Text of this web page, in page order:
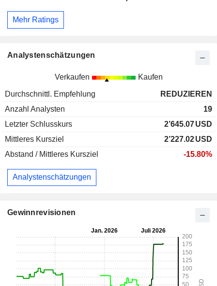
Mehr Ratings
Analystenschätzungen
Verkaufen Kaufen
Durchschnittl. Empfehlung
REDUZIEREN
Anzahl Analysten
19
Letzter Schlusskurs
2’645.07USD
Mittleres Kursziel
2’227.02USD
Abstand / Mittleres Kursziel
-15.80%
Analystenschätzungen
Gewinnrevisionen